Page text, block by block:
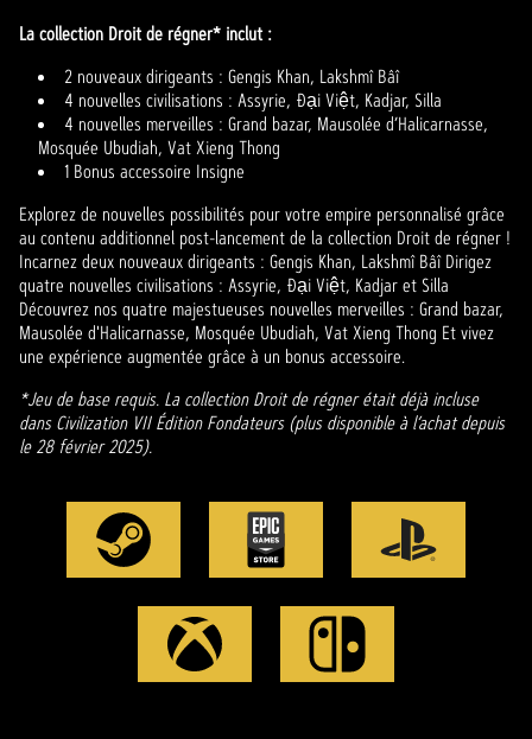
La collection Droit de régner* inclut :
2 nouveaux dirigeants : Gengis Khan, Lakshmî Bâî
4 nouvelles civilisations : Assyrie, Đại Việt, Kadjar, Silla
4 nouvelles merveilles : Grand bazar, Mausolée d’Halicarnasse,
Mosquée Ubudiah, Vat Xieng Thong
1 Bonus accessoire Insigne
Explorez de nouvelles possibilités pour votre empire personnalisé grâce
au contenu additionnel post-lancement de la collection Droit de régner !
Incarnez deux nouveaux dirigeants : Gengis Khan, Lakshmî Bâî Dirigez
quatre nouvelles civilisations : Assyrie, Đại Việt, Kadjar et Silla
Découvrez nos quatre majestueuses nouvelles merveilles : Grand bazar,
Mausolée d'Halicarnasse, Mosquée Ubudiah, Vat Xieng Thong Et vivez
une expérience augmentée grâce à un bonus accessoire.
*Jeu de base requis. La collection Droit de régner était déjà incluse
dans Civilization VII Édition Fondateurs (plus disponible à l’achat depuis
le 28 février 2025).